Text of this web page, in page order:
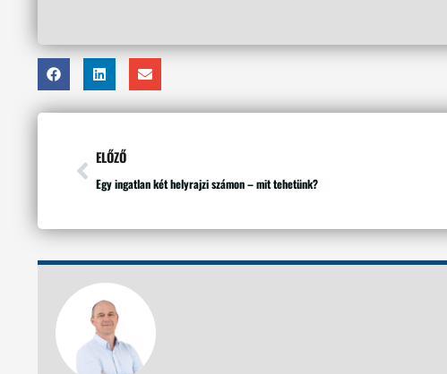
ELŐZŐ
Egy ingatlan két helyrajzi számon – mit tehetünk?